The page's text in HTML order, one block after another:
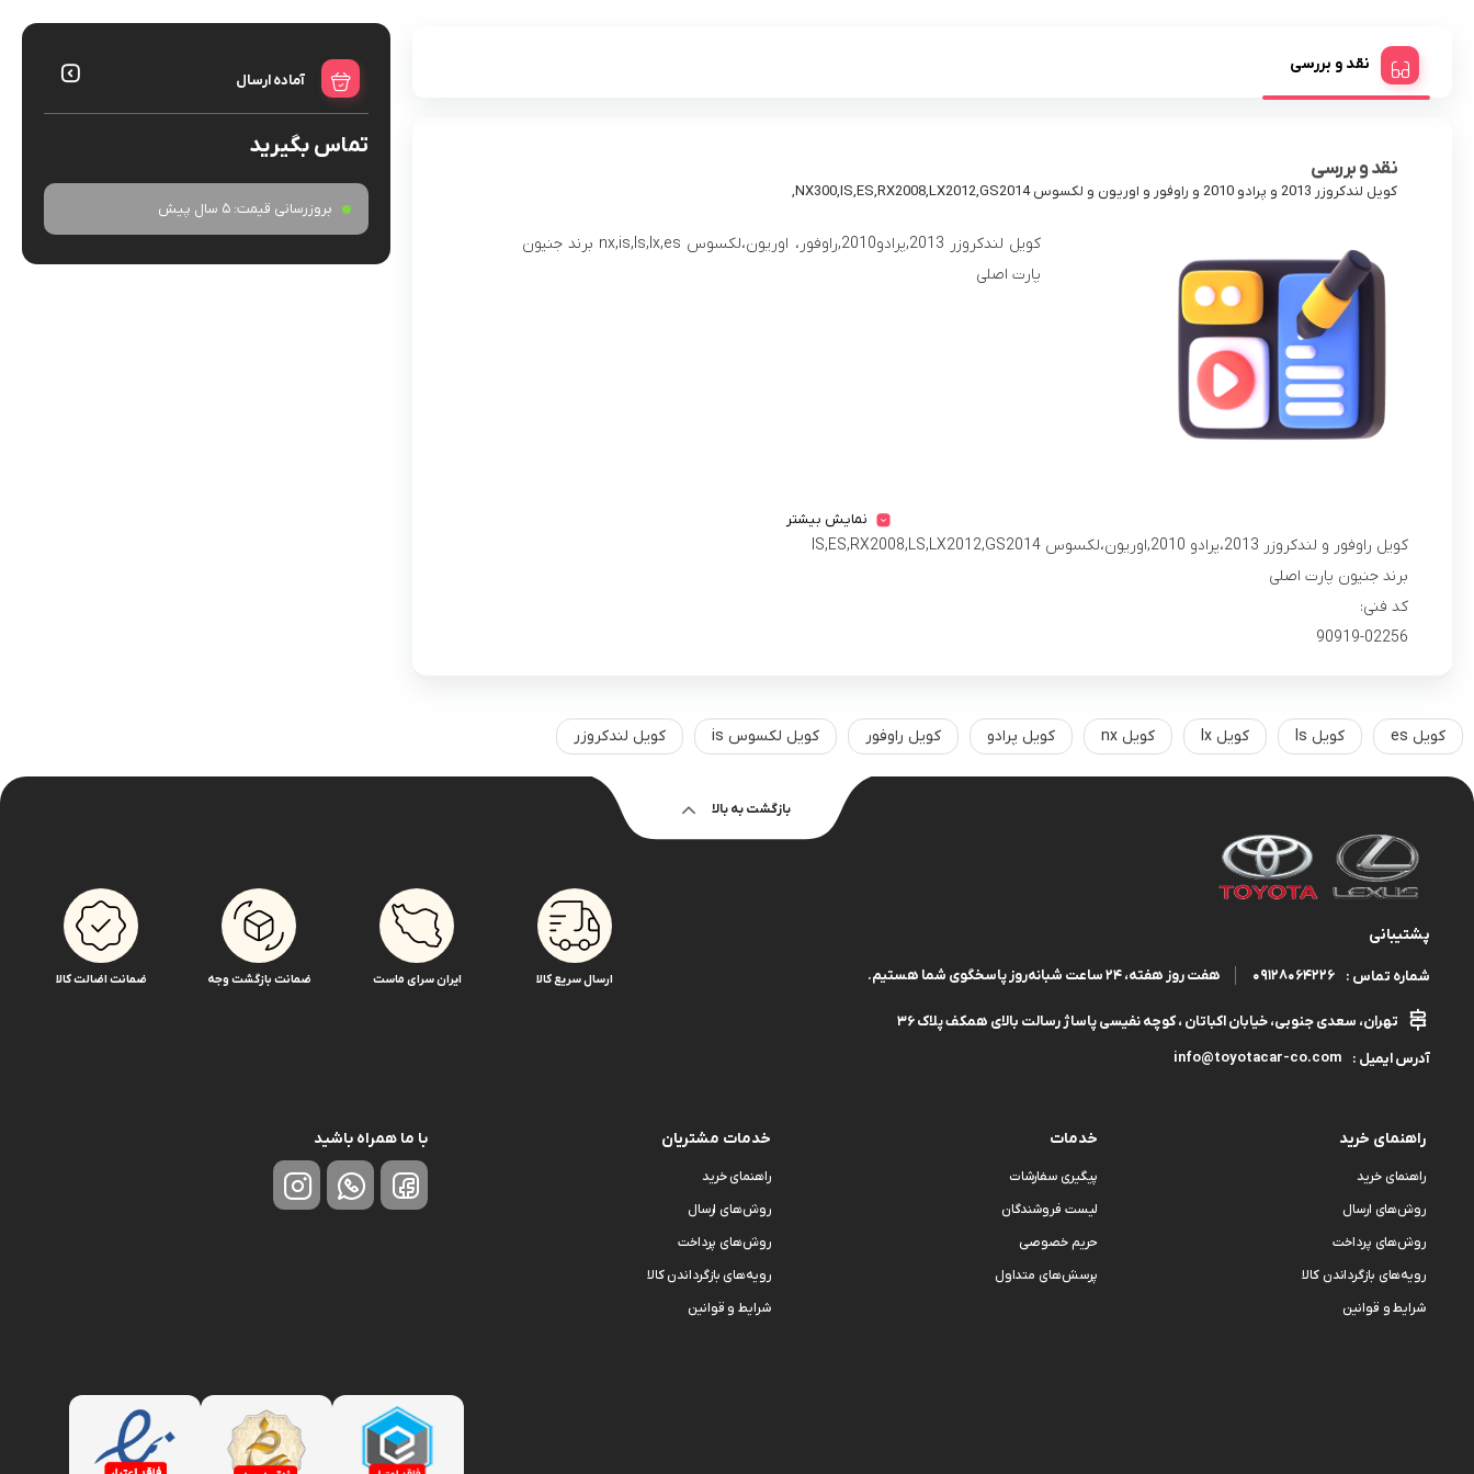
آماده ارسال
تماس بگیرید
بروزرسانی قیمت:5 سال پیش
نقد و بررسی
نقد و بررسی
کویل لندکروزر 2013 و پرادو 2010 و راوفور و اوریون و لکسوس NX300,IS,ES,RX2008,LX2012,GS2014,
کویل لندکروزر 2013,پرادو2010,راوفور، اوریون،لکسوس nx,is,ls,lx,es برند جنیون
پارت اصلی
نمایش بیشتر
کویل راوفور و لندکروزر 2013،پرادو 2010,اوریون،لکسوس IS,ES,RX2008,LS,LX2012,GS2014
برند جنیون پارت اصلی
کد فنی:
90919-02256
کویل es کویل ls کویل lx کویل nx کویل پرادو کویل راوفور کویل لکسوس is کویل لندکروزر
بازگشت به بالا
پشتیبانی
شماره تماس : 09128064226 هفت روز هفته، ۲۴ ساعت شبانه‌روز پاسخگوی شما هستیم.
تهران، سعدی جنوبی، خیابان اکباتان ، کوچه نفیسی پاساژ رسالت بالای همکف پلاک 36
آدرس ایمیل :
info@toyotacar-co.com
ارسال سریع کالا ایران سرای ماست ضمانت بازگشت وجه ضمانت اضالت کالا
راهنمای خرید
راهنمای خرید
روش‌های ارسال
روش‌های پرداخت
رویه‌های بازگرداندن کالا
شرایط و قوانین
خدمات
پیگیری سفارشات
لیست فروشندگان
حریم خصوصی
پرسش‌های متداول
خدمات مشتریان
راهنمای خرید
روش‌های ارسال
روش‌های پرداخت
رویه‌های بازگرداندن کالا
شرایط و قوانین
با ما همراه باشید